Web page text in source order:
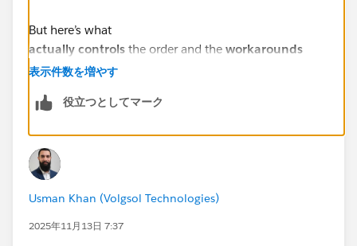
But here’s what
actually controls the order and the workarounds
your user can use.
How Salesforce orders List Views
views in this order:
Pinned List View
Recently Used List Views
user opened recently)
All Other List Views
表示件数を増やす
役立つとしてマーク
Usman Khan (Volgsol Technologies)
2025年11月13日 7:37